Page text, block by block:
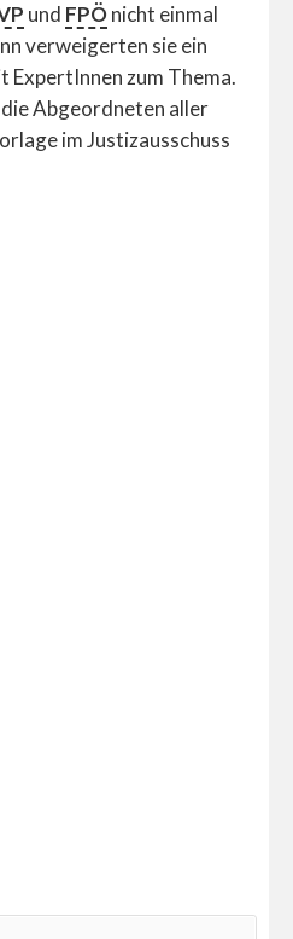
und FPÖnicht einmal
verweigerten sie ein
zum Thema.
Abgeordneten aller
im Justizausschuss